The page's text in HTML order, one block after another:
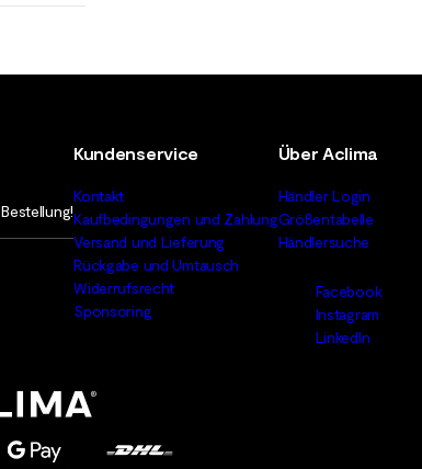
Kundenservice
Kontakt
Kaufbedingungen und Zahlung
Versand und Lieferung
Rückgabe und Umtausch
Widerrufsrecht
Sponsoring
Über Aclima
Händler Login
Größentabelle
Händlersuche
Facebook
Instagram
LinkedIn